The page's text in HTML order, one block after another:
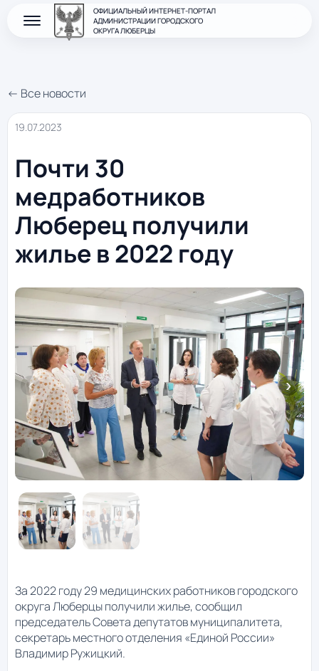
ОФИЦИАЛЬНЫЙ ИНТЕРНЕТ-ПОРТАЛ
АДМИНИСТРАЦИИ ГОРОДСКОГО
ОКРУГА ЛЮБЕРЦЫ
← Все новости
19.07.2023
Почти 30
медработников
Люберец получили
жилье в 2022 году
За 2022 году 29 медицинских работников городского
округа Люберцы получили жилье, сообщил
председатель Совета депутатов муниципалитета,
секретарь местного отделения «Единой России»
Владимир Ружицкий.